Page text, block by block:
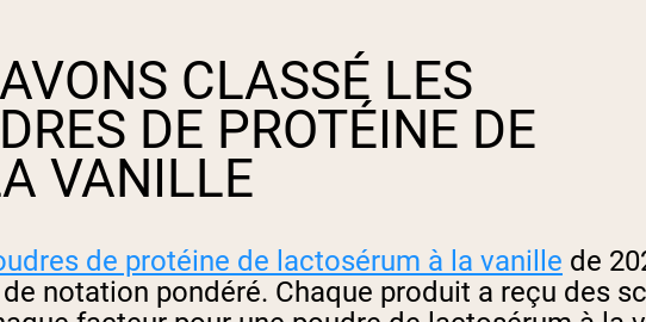
CLASSÉ LES
DE PROTÉINE DE
VANILLE
de protéine de lactosérum à la vanille de
notation pondéré. Chaque produit a reçu des